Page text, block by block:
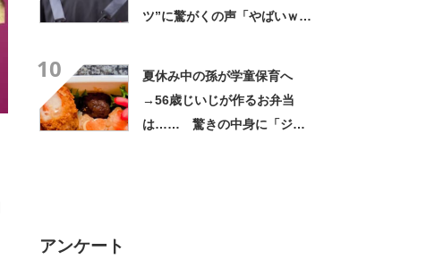
ツ”に驚がくの声「やばいｗ
10
夏休み中の孫が学童保育へ
→56歳じいじが作るお弁当
は…… 驚きの中身に「ジイ
アンケート